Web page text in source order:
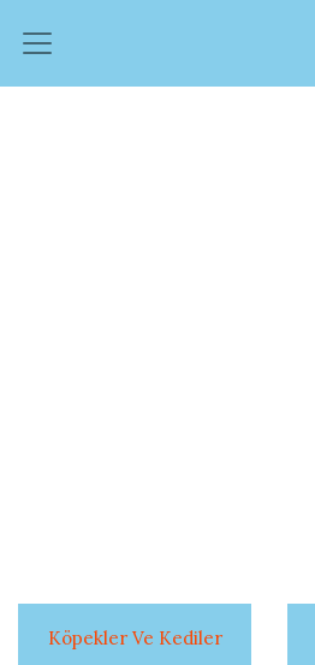
Köpekler Ve Kediler